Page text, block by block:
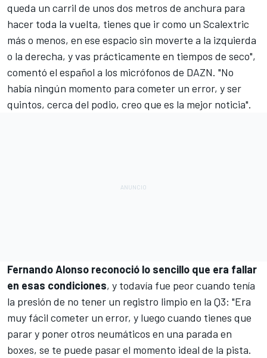
queda un carril de unos dos metros de anchura para
hacer toda la vuelta, tienes que ir como un Scalextric
más o menos, en ese espacio sin moverte a la izquierda
o la derecha, y vas prácticamente en tiempos de seco",
comentó el español a los micrófonos de DAZN. "No
había ningún momento para cometer un error, y ser
quintos, cerca del podio, creo que es la mejor noticia".
Fernando Alonso reconoció lo sencillo que era fallar
en esas condiciones, y todavía fue peor cuando tenía
la presión de no tener un registro limpio en la Q3: "Era
muy fácil cometer un error, y luego cuando tienes que
parar y poner otros neumáticos en una parada en
boxes, se te puede pasar el momento ideal de la pista.